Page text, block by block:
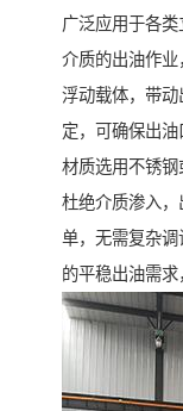
广泛应用于各
介质的出油作
浮动载体，带
定，可确保出油
材质选用不锈钢
杜绝介质渗入
单，无需复杂
的平稳出油需求